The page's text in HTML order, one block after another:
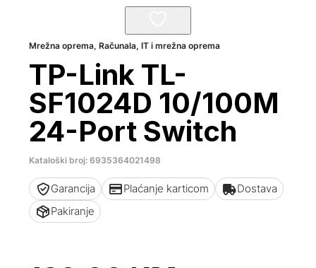
Mrežna oprema,Računala, IT i mrežna oprema
TP-Link TL-
SF1024D 10/100M
24-Port Switch
Kataloški broj: 6935364021498
Garancija Plaćanje karticom
Dostava
Pakiranje